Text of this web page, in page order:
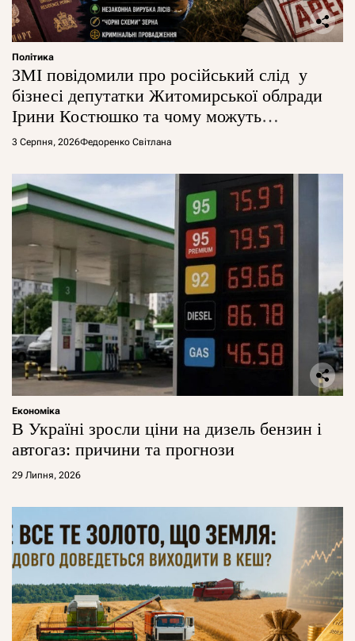
Політика
ЗМІ повідомили про російський слід у
бізнесі депутатки Житомирської облради
Ірини Костюшко та чому можуть
арештувати її активи
3 Серпня, 2026Федоренко Світлана
Економіка
В Україні зросли ціни на дизель бензин і
автогаз: причини та прогнози
29 Липня, 2026